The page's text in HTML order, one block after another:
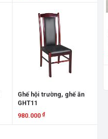
Ghế hội trường, ghế ăn
GHT11
980.000₫